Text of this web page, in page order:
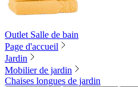
Outlet Salle de bain
Page d'accueil
Jardin
Mobilier de jardin
Chaises longues de jardin